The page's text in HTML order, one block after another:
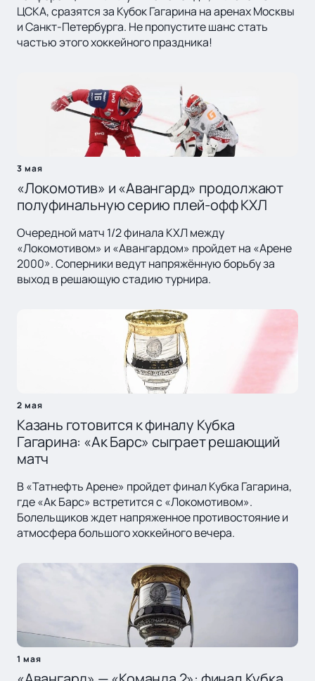
ЦСКА, сразятся за Кубок Гагарина на аренах Москвы
и Санкт-Петербурга. Не пропустите шанс стать
частью этого хоккейного праздника!
3 мая
«Локомотив» и «Авангард» продолжают
полуфинальную серию плей-офф КХЛ
Очередной матч 1/2 финала КХЛ между
«Локомотивом» и «Авангардом» пройдет на «Арене
2000». Соперники ведут напряжённую борьбу за
выход в решающую стадию турнира.
2 мая
Казань готовится к финалу Кубка
Гагарина: «Ак Барс» сыграет решающий
матч
В «Татнефть Арене» пройдет финал Кубка Гагарина,
где «Ак Барс» встретится с «Локомотивом».
Болельщиков ждет напряженное противостояние и
атмосфера большого хоккейного вечера.
1 мая